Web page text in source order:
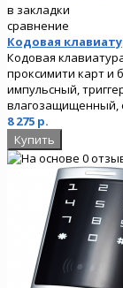
в закладки
сравнение
Кодовая
Кодовая
проксимити карт и
импульсный,
влагозащищенный,
8 275 р.